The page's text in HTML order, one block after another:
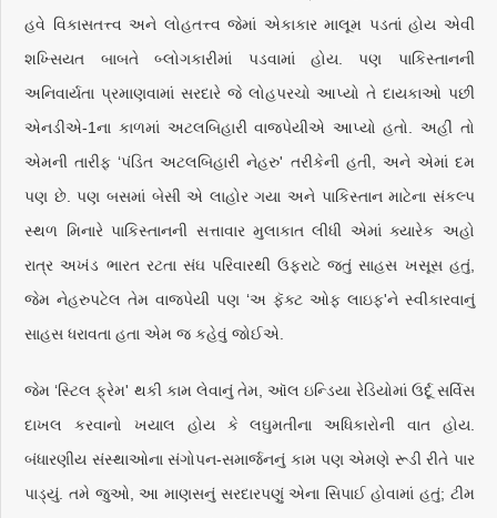
હવે વિકાસતત્ત્વ અને લોહતત્ત્વ જેમાં એકાકાર માલૂમ પડતાં હોય એવી
શખ્સિયત બાબતે બ્લોગકારીમાં પડવામાં હોય. પણ પાકિસ્તાનની
અનિવાર્યતા પ્રમાણવામાં સરદારે જે લોહપરચો આપ્યો તે દાયકાઓ પછી
એનડીએ-1ના કાળમાં અટલબિહારી વાજપેયીએ આપ્યો હતો. અહીં તો
એમની તારીફ ‘પંડિત અટલબિહારી નેહરુ' તરીકેની હતી, અને એમાં દમ
પણ છે. પણ બસમાં બેસી એ લાહોર ગયા અને પાકિસ્તાન માટેના સંકલ્પ
સ્થળ મિનારે પાકિસ્તાનની સત્તાવાર મુલાકાત લીધી એમાં ક્યારેક અહો
રાત્ર અખંડ ભારત રટતા સંઘ પરિવારથી ઉફરાટે જતું સાહસ ખસૂસ હતું,
જેમ નેહરુપટેલ તેમ વાજપેયી પણ ‘અ ફૅક્ટ ઓફ લાઇફ'ને સ્વીકારવાનું
સાહસ ધરાવતા હતા એમ જ કહેવું જોઈએ.
જેમ ‘સ્ટિલ ફ્રેમ' થકી કામ લેવાનું તેમ, ઑલ ઇન્ડિયા રેડિયોમાં ઉર્દૂ સર્વિસ
દાખલ કરવાનો ખયાલ હોય કે લઘુમતીના અધિકારોની વાત હોય.
બંધારણીય સંસ્થાઓના સંગોપન-સમાર્જનનું કામ પણ એમણે રૂડી રીતે પાર
પાડ્યું. તમે જુઓ, આ માણસનું સરદારપણું એના સિપાઈ હોવામાં હતું; ટીમ